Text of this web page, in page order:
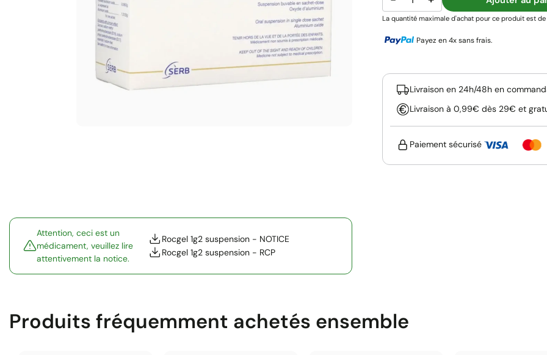
Attention, ceci est un
médicament, veuillez lire
attentivement la notice.
Rocgel 1g2 suspension - NOTICE
Rocgel 1g2 suspension - RCP
La quantité maximale d'achat pour ce produit est de
Payez en 4x sans frais.
Livraison en 24h/48h en
Livraison à 0,99€ dès 29€ et
Paiement sécurisé
Produits fréquemment achetés ensemble